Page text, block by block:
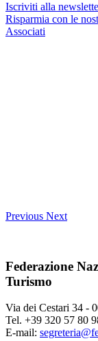
Iscriviti alla
Risparmia con le
Associati
Previous Next
Federazione
Turismo
Via dei Cestari 34 -
Tel. +39 320 57 80
E-mail: